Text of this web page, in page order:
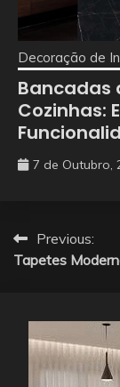
Decoração de
Bancadas
Cozinhas:
7 de Outubro,
de
Previous:
Tapetes